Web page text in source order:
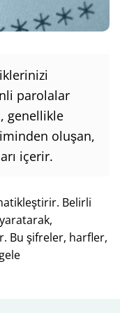
parolalar
genellikle
oluşan,
içerir.
Belirli
Bu şifreler, harfler,